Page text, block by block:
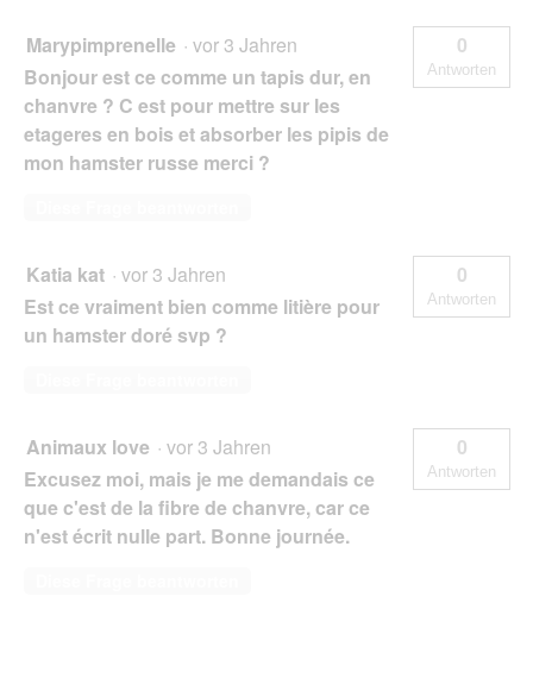
Marypimprenelle · vor 3 Jahren
Bonjour est ce comme un tapis dur, en
chanvre ? C est pour mettre sur les
etageres en bois et absorber les pipis de
mon hamster russe merci ?
0
Antworten
Katia kat · vor 3 Jahren
Est ce vraiment bien comme litière pour
un hamster doré svp ?
0
Antworten
Animaux love · vor 3 Jahren
Excusez moi, mais je me demandais ce
que c'est de la fibre de chanvre, car ce
n'est écrit nulle part. Bonne journée.
0
Antworten